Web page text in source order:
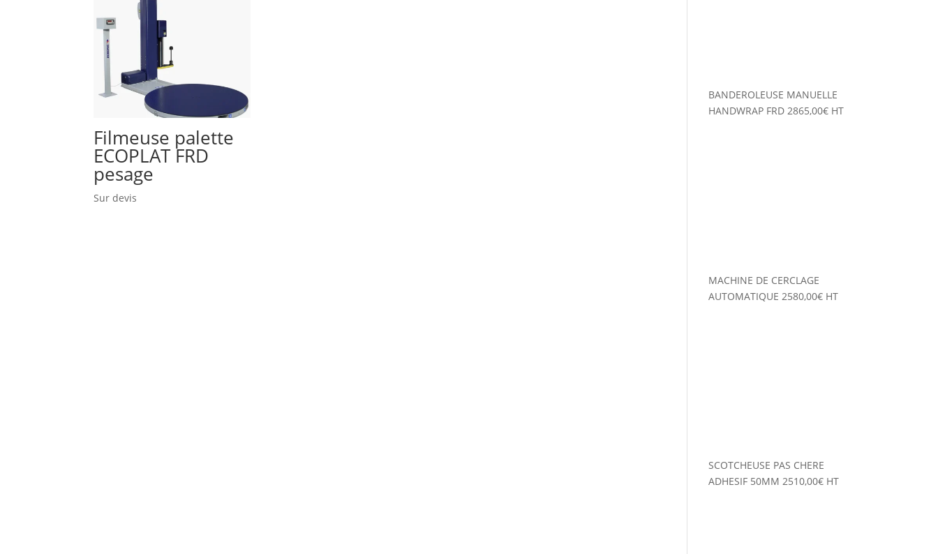
Filmeuse palette
ECOPLAT FRD
pesage
Sur devis
BANDEROLEUSE MANUELLE
HANDWRAP FRD 2865,00€ HT
MACHINE DE CERCLAGE
AUTOMATIQUE 2580,00€ HT
SCOTCHEUSE PAS CHERE
ADHESIF 50MM 2510,00€ HT